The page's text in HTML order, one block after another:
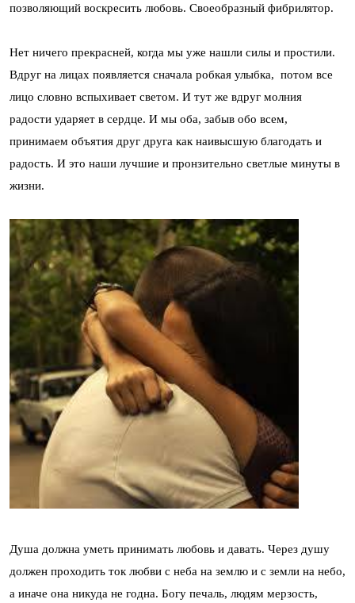
позволяющий воскресить любовь. Своеобразный фибрилятор.
Нет ничего прекрасней, когда мы уже нашли силы и простили.
Вдруг на лицах появляется сначала робкая улыбка, потом все
лицо словно вспыхивает светом. И тут же вдруг молния
радости ударяет в сердце. И мы оба, забыв обо всем,
принимаем объятия друг друга как наивысшую благодать и
радость. И это наши лучшие и пронзительно светлые минуты в
жизни.
Душа должна уметь принимать любовь и давать. Через душу
должен проходить ток любви с неба на землю и с земли на небо,
а иначе она никуда не годна. Богу печаль, людям мерзость,